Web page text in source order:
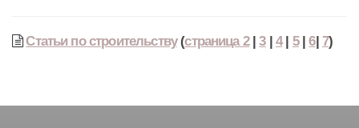
Статьи по строительству(страница 2|3|4| 5|6| 7)